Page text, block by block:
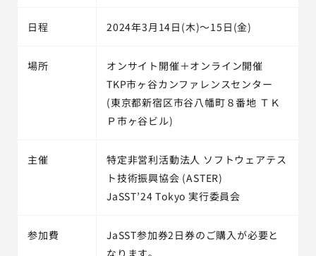
日程 2024年3月14日(木)～15日(金)
場所
オンサイト開催＋オンライン開催
TKP市ヶ谷カンファレンスセンター
(東京都新宿区市谷八幡町８番地 ＴＫ
Ｐ市ヶ谷ビル)
主催
特定非営利活動法人 ソフトウェアテス
ト技術振興協会 (ASTER)
JaSST’24 Tokyo 実行委員会
参加費
JaSST参加券2日券のご購入が必要と
なります。